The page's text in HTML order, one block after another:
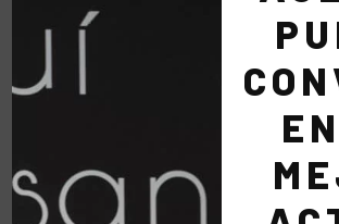
El próximo jueves 19 de abril
fiesta solidaria en Silk & Soya, en esta
LEER MÁS